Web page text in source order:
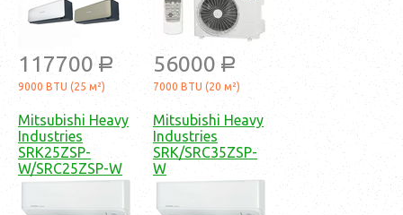
117700 a
9000 BTU (25 м²)
56000 a
7000 BTU (20 м²)
Mitsubishi Heavy
Industries
SRK25ZSP-
W/SRC25ZSP-W
Mitsubishi Heavy
Industries
SRK/SRC35ZSP-
W